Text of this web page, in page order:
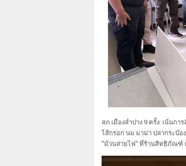
สภ.เมืองลำปาง 9 ครั้ง เน้นกา
ไส้กรอก นม มาม่า ปลากระป๋อ
"ม้วนสายไฟ" ที่ร้านสิทธิภัณฑ์